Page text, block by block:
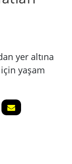
yer altına
yaşam